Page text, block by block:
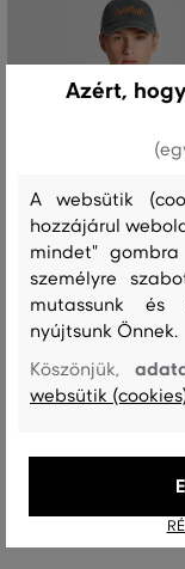
AKCIÓ -50%
UTOLSÓ ESÉLY
ING GANT REG GMNT
SHIRT
+1
Azért,
A websütik
hozzájárul
mindet"
személyre
mutassunk és
nyújtsunk Önnek.
Köszönjük,
websütik